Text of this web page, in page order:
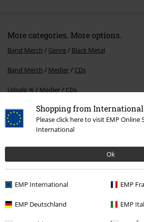
Shopping from International
Please click here to visit EMP
International
Ok
EMP International EMP
EMP Deutschland EMP
More categories. More options.
Band Merch Genre Black Metal
Band Merch Medier CDs
Udsalg % Medier CDs
Tilmeld dig nu og få en rabatkode på 15%!
info